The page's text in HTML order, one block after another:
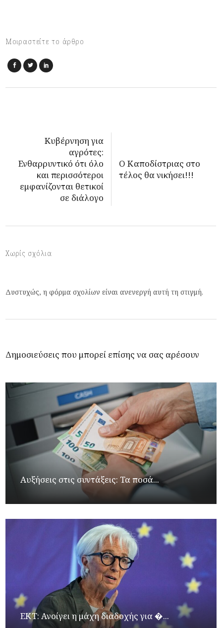
Μοιραστείτε το άρθρο
Κυβέρνηση για
αγρότες:
Ενθαρρυντικό ότι όλο
και περισσότεροι
εμφανίζονται θετικοί
σε διάλογο
Ο Καποδίστριας στο
τέλος θα νικήσει!!!
Χωρίς σχόλια
Δυστυχώς, η φόρμα σχολίων είναι ανενεργή αυτή τη στιγμή.
Δημοσιεύσεις που μπορεί επίσης να σας αρέσουν
Αυξήσεις στις συντάξεις: Τα ποσά...
ΕΚΤ: Ανοίγει η μάχη διαδοχής για �...